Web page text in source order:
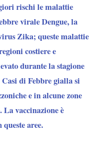
rischi le malattie
virale Dengue, la
Zika; queste malattie
costiere e
durante la stagione
di Febbre gialla si
e in alcune zone
vaccinazione è
aree.